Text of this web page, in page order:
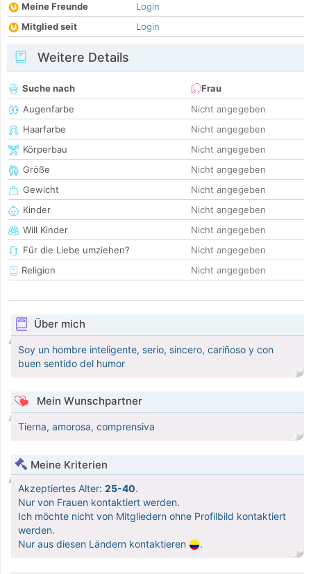
Meine Freunde
Login
Mitglied seit
Login
Weitere Details
Suche nach
Frau
Augenfarbe
Nicht angegeben
Haarfarbe
Nicht angegeben
Körperbau
Nicht angegeben
Größe
Nicht angegeben
Gewicht
Nicht angegeben
Kinder
Nicht angegeben
Will Kinder
Nicht angegeben
Für die Liebe umziehen?
Nicht angegeben
Religion
Nicht angegeben
Über mich
Soy un hombre inteligente, serio, sincero, cariñoso y con
buen sentido del humor
Mein Wunschpartner
Tierna, amorosa, comprensiva
Meine Kriterien
Akzeptiertes Alter: 25-40.
Nur von Frauen kontaktiert werden.
Ich möchte nicht von Mitgliedern ohne Profilbild kontaktiert
werden.
Nur aus diesen Ländern kontaktieren
.